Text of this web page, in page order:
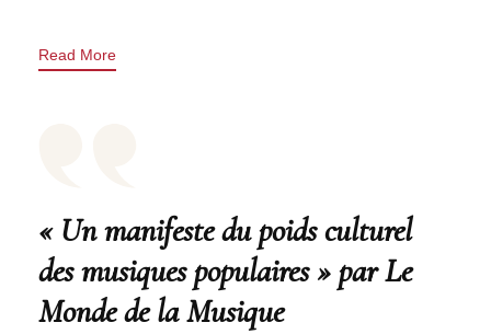
Read More
« Un manifeste du poids culturel
des musiques populaires » par Le
Monde de la Musique